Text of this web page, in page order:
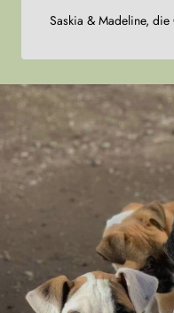
Saskia & Madeline, die